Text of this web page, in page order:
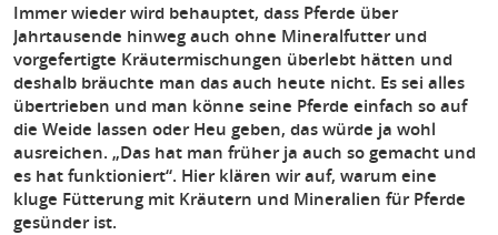
Immer wieder wird behauptet, dass Pferde über
Jahrtausende hinweg auch ohne Mineralfutter und
vorgefertigte Kräutermischungen überlebt hätten und
deshalb bräuchte man das auch heute nicht. Es sei alles
übertrieben und man könne seine Pferde einfach so auf
die Weide lassen oder Heu geben, das würde ja wohl
ausreichen. „Das hat man früher ja auch so gemacht und
es hat funktioniert“. Hier klären wir auf, warum eine
kluge Fütterung mit Kräutern und Mineralien für Pferde
gesünder ist.